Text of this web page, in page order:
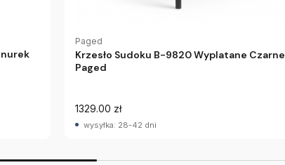
Paged
Krzesło Sudoku B-9820 Wyplatane Czarne
Paged
1329.00 zł
wysyłka: 28-42 dni